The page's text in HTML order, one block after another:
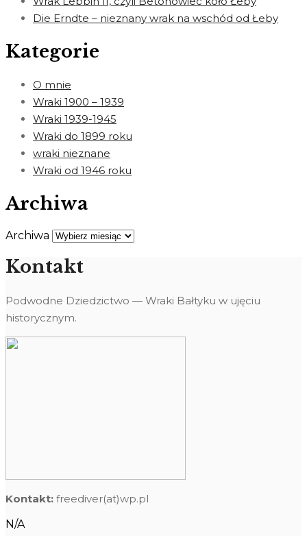
Die Erndte – nieznany wrak na wschód od Łeby
Kategorie
O mnie
Wraki 1900 – 1939
Wraki 1939-1945
Wraki do 1899 roku
wraki nieznane
Wraki od 1946 roku
Archiwa
Archiwa
Kontakt
Podwodne Dziedzictwo — Wraki Bałtyku w ujęciu
historycznym.
Kontakt: freediver(at)wp.pl
N/A